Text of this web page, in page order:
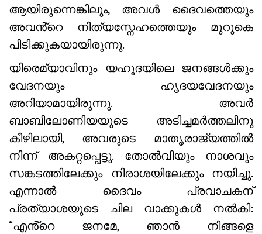
ആയിരുന്നെങ്കിലും, അവൾ ദൈവത്തെയും
അവൻ്റെ നിത്യസ്നേഹത്തെയും മുറുകെ
പിടിക്കുകയായിരുന്നു.
യിരെമ്യാവിനും യഹൂദയിലെ ജനങ്ങൾക്കും
വേദനയും ഹൃദയവേദനയും
അറിയാമായിരുന്നു. അവർ
ബാബിലോണിയയുടെ അടിച്ചമർത്തലിനു
കീഴിലായി, അവരുടെ മാതൃരാജ്യത്തിൽ
നിന്ന് അകറ്റപ്പെട്ടു. തോൽവിയും നാശവും
സങ്കടത്തിലേക്കും നിരാശയിലേക്കും നയിച്ചു.
എന്നാൽ ദൈവം പ്രവാചകന്
പ്രത്യാശയുടെ ചില വാക്കുകൾ നൽകി:
“എൻ്റെ ജനമേ, ഞാൻ നിങ്ങളെ